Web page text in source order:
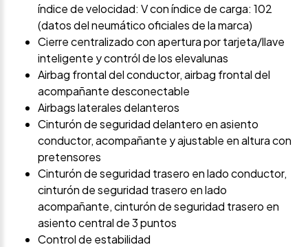
índice de velocidad: V con índice de carga: 102
(datos del neumático oficiales de la marca)
Cierre centralizado con apertura por tarjeta/llave
inteligente y contról de los elevalunas
Airbag frontal del conductor, airbag frontal del
acompañante desconectable
Airbags laterales delanteros
Cinturón de seguridad delantero en asiento
conductor, acompañante y ajustable en altura con
pretensores
Cinturón de seguridad trasero en lado conductor,
cinturón de seguridad trasero en lado
acompañante, cinturón de seguridad trasero en
asiento central de 3 puntos
Control de estabilidad